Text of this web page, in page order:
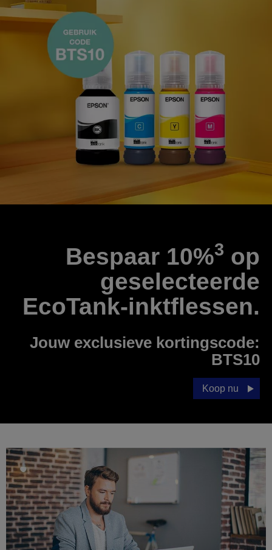
Bespaar 10%3 op
geselecteerde
EcoTank-inktflessen.
Jouw exclusieve kortingscode:
BTS10
Koop nu